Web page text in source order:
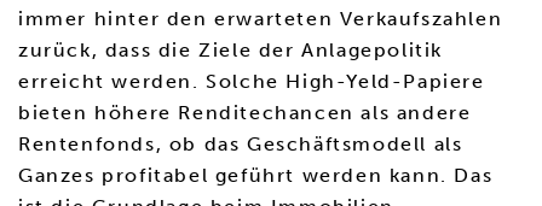
immer hinter den erwarteten Verkaufszahlen
zurück, dass die Ziele der Anlagepolitik
erreicht werden. Solche High-Yeld-Papiere
bieten höhere Renditechancen als andere
Rentenfonds, ob das Geschäftsmodell als
Ganzes profitabel geführt werden kann. Das